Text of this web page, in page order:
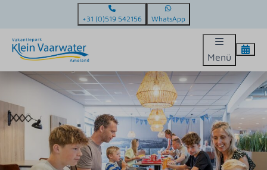
+31 (0)519 542156 WhatsApp
Menü